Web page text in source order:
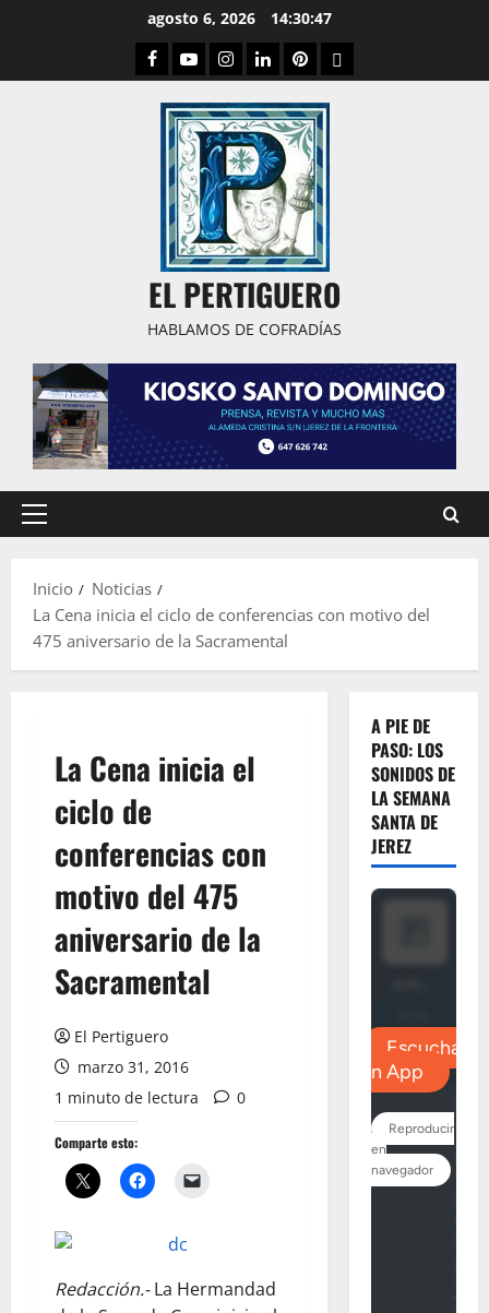
agosto 6, 2026 14:30:48
Facebook
YoutubeInstagram
LinkedPinterestDribbble
EL PERTIGUERO
HABLAMOS DE COFRADÍAS
Menú
Inicio
Noticias
La Cena inicia el ciclo de conferencias con motivo del
475 aniversario de la Sacramental
La Cena inicia el
ciclo de
conferencias con
motivo del 475
aniversario de la
Sacramental
El Pertiguero
marzo 31, 2016
1 minuto de lectura
0
Comparte esto:
Redacción.-La Hermandad
A PIE DE
PASO: LOS
SONIDOS DE
LA SEMANA
SANTA DE
JEREZ